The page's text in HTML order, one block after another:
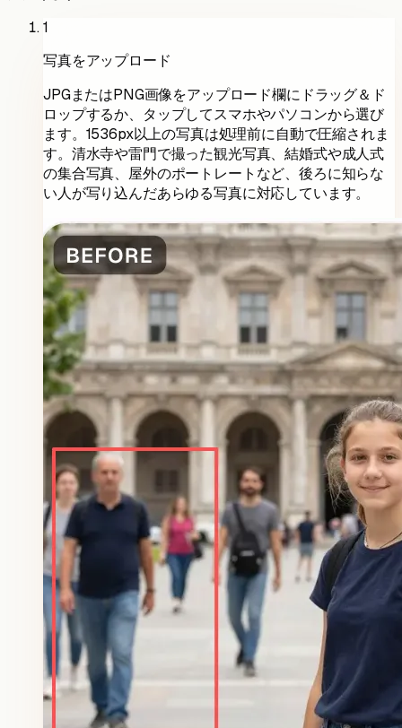
1
写真をアップロード
JPGまたはPNG画像をアップロード欄にドラッグ＆ド
ロップするか、タップしてスマホやパソコンから選び
ます。1536px以上の写真は処理前に自動で圧縮されま
す。清水寺や雷門で撮った観光写真、結婚式や成人式
の集合写真、屋外のポートレートなど、後ろに知らな
い人が写り込んだあらゆる写真に対応しています。